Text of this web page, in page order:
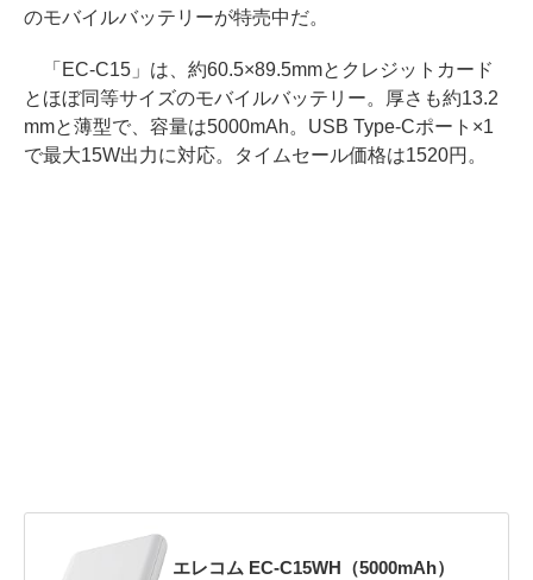
のモバイルバッテリーが特売中だ。
「EC-C15」は、約60.5×89.5mmとクレジットカード
とほぼ同等サイズのモバイルバッテリー。厚さも約13.2
mmと薄型で、容量は5000mAh。USB Type-Cポート×1
で最大15W出力に対応。タイムセール価格は1520円。
エレコム EC-C15WH（5000mAh）